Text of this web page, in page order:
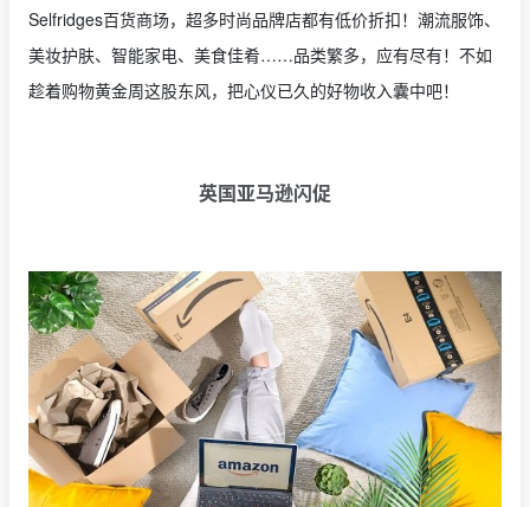
Selfridges百货商场，超多时尚品牌店都有低价折扣！潮流服饰、
美妆护肤、智能家电、美食佳肴……品类繁多，应有尽有！不如
趁着购物黄金周这股东风，把心仪已久的好物收入囊中吧！
英国亚马逊闪促